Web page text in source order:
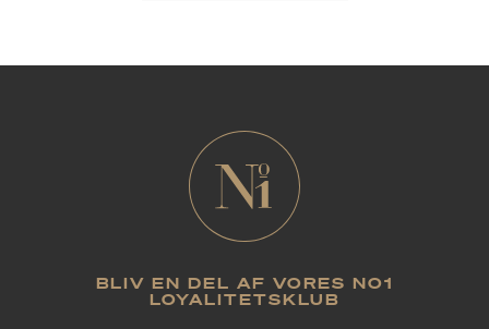
BLIV EN DEL AF VORES NO1
LOYALITETSKLUB